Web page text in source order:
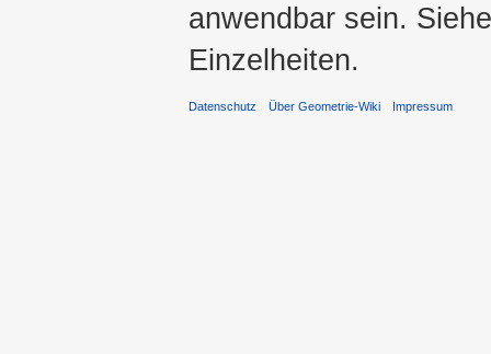
anwendbar sein.
Einzelheiten.
Datenschutz Über Geometrie-Wiki Impressum